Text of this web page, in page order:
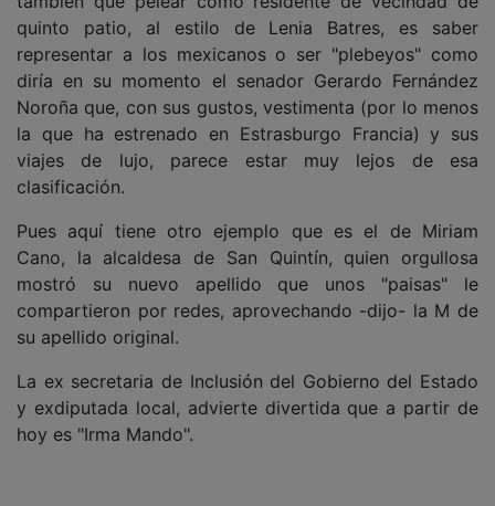
quinto patio, al estilo de Lenia Batres, es saber
representar a los mexicanos o ser "plebeyos" como
diría en su momento el senador Gerardo Fernández
Noroña que, con sus gustos, vestimenta (por lo menos
la que ha estrenado en Estrasburgo Francia) y sus
viajes de lujo, parece estar muy lejos de esa
clasificación.
Pues aquí tiene otro ejemplo que es el de Miriam
Cano, la alcaldesa de San Quintín, quien orgullosa
mostró su nuevo apellido que unos "paisas" le
compartieron por redes, aprovechando -dijo- la M de
su apellido original.
La ex secretaria de Inclusión del Gobierno del Estado
y exdiputada local, advierte divertida que a partir de
hoy es "Irma Mando".